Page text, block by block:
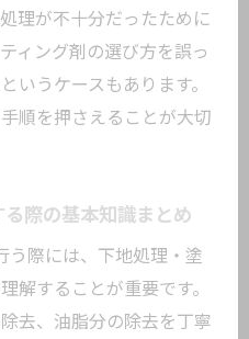
理が不十分だったために
ィング剤の選び方を誤っ
いうケースもあります。
順を押さえることが大切
る際の基本知識まとめ
う際には、下地処理・塗
解することが重要です。
去、油脂分の除去を丁寧